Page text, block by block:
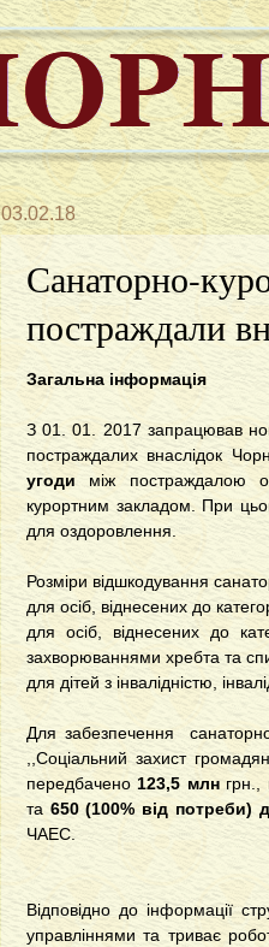
03.02.18
Санаторно-
постраждали
Загальна інформація
З 01. 01. 2017 запрацював
постраждалих внаслідок
угоди між постраждалою
курортним закладом. При
для оздоровлення.
Розміри відшкодування
для осіб, віднесених до
для осіб, віднесених до
захворюваннями хребта та
для дітей з інвалідністю,
Для забезпечення
,,Соціальний захист
передбачено123,5 млнгрн.,
та 650 (100% від потреби)
ЧАЕС.
Відповідно до інформації
управліннями та триває